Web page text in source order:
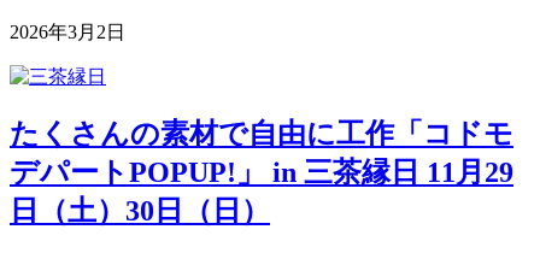
2026年3月2日
たくさんの素材で自由に工作「コドモ
デパートPOPUP!」 in 三茶縁日 11月29
日（土）30日（日）